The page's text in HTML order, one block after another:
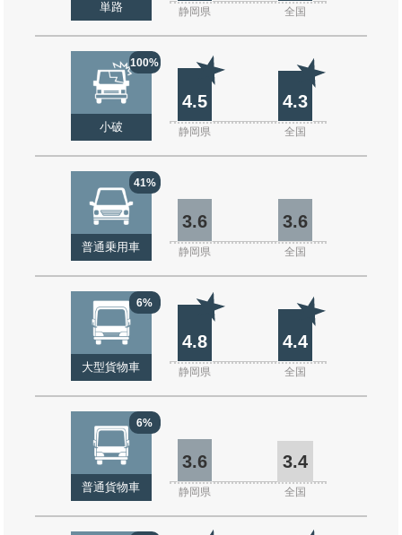
単路 静岡県 全国
100%
小破
4.5 4.3
静岡県 全国
41%
普通乗用車
3.6 3.6
静岡県 全国
6%
大型貨物車
4.8 4.4
静岡県 全国
6%
普通貨物車
3.6 3.4
静岡県 全国